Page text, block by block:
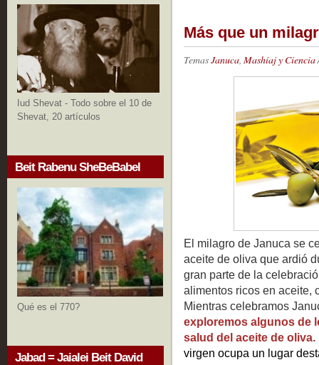
Iud Shevat - Todo sobre el 10 de
Shevat, 20 artículos
Beit Rabenu SheBeBabel
Qué es el 770?
Jabad = Jaialei Beit David
Más que un
TemasJanuca Mashíaj y Ciencia
El milagro de Januca se
aceite de oliva que ardió
gran parte de la
alimentos ricos en aceite,
Mientras celebramos
exploremos algunos de
salud del aceite
virgen ocupa un lugar